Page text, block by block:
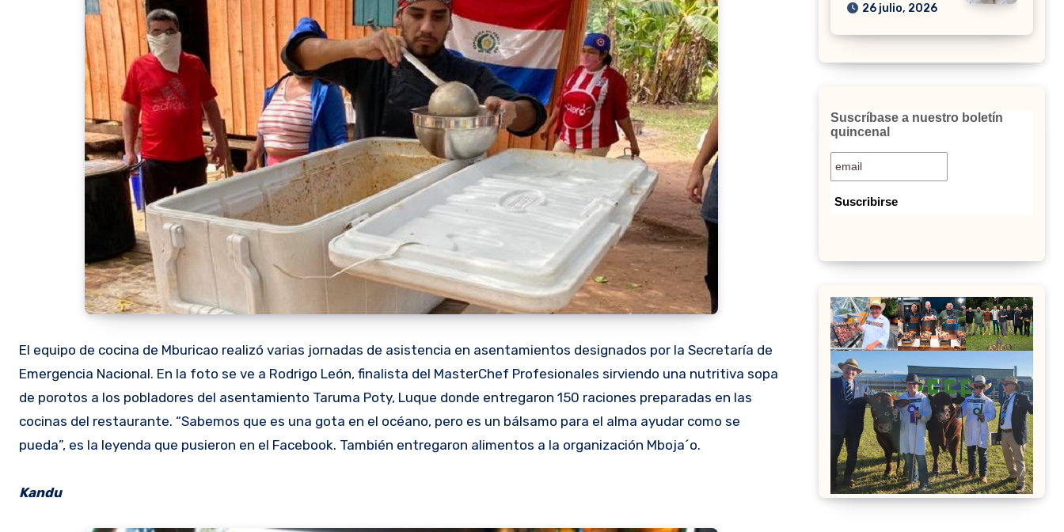
El equipo de cocina de Mburicao realizó varias jornadas de asistencia en asentamientos designados por la Secretaría de
Emergencia Nacional. En la foto se ve a Rodrigo León, finalista del MasterChef Profesionales sirviendo una nutritiva sopa
de porotos a los pobladores del asentamiento Taruma Poty, Luque donde entregaron 150 raciones preparadas en las
cocinas del restaurante. “Sabemos que es una gota en el océano, pero es un bálsamo para el alma ayudar como se
pueda”, es la leyenda que pusieron en el Facebook. También entregaron alimentos a la organización Mboja´o.
Kandu
26 julio, 2026
Suscríbase a nuestro boletín
quincenal